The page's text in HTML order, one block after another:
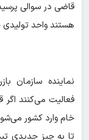
قاضی در سوالی
هستند واحد
نماینده سازمان
فعالیت می‌کنند اگر
خام وارد کشور
تا به چیز جدیدی